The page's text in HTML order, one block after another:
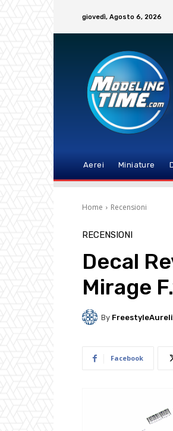
giovedì, Agosto 6, 2026
Aerei Miniature
Home Recensioni
RECENSIONI
Decal
Mirage
By
Facebook